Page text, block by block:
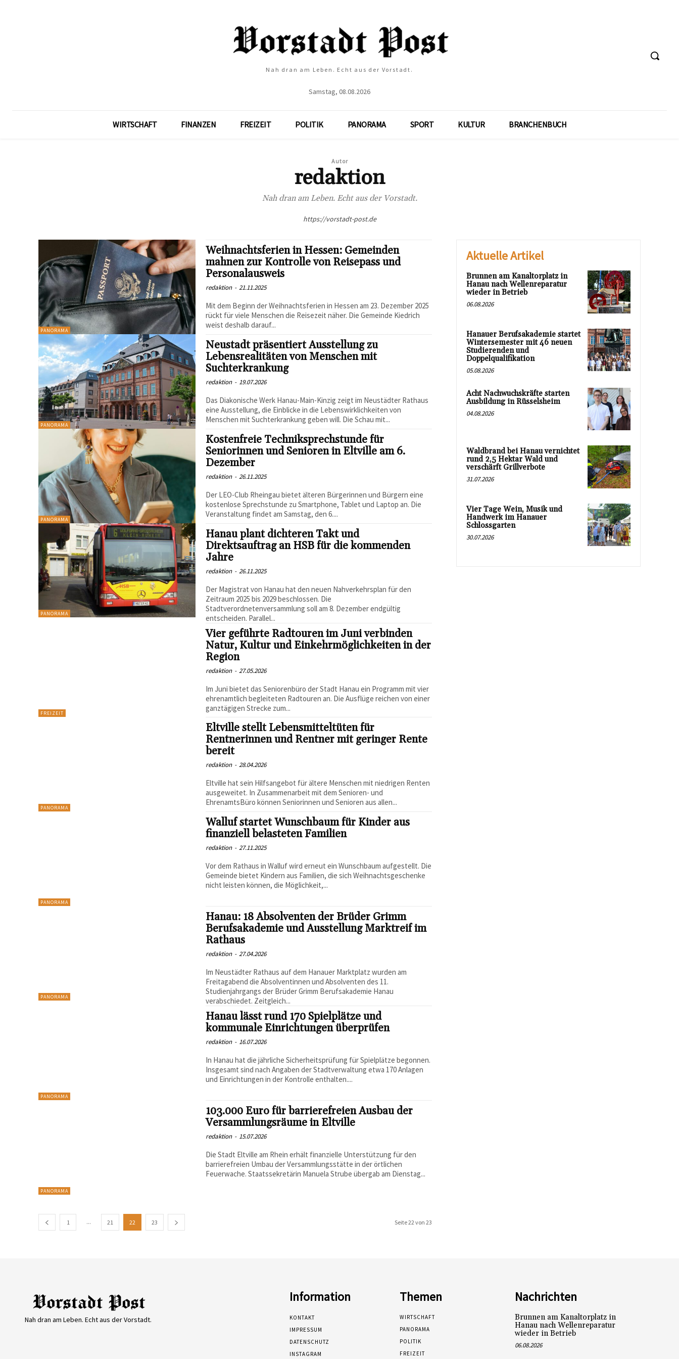
Nah dran am Leben. Echt aus der Vorstadt.
Samstag, 08.08.2026
WIRTSCHAFT FINANZEN FREIZEIT POLITIK PANORAMA SPORT KULTUR BRANCHENBUCH
Autor
redaktion
Nah dran am Leben. Echt aus der Vorstadt.
https://vorstadt-post.de
PANORAMA
Weihnachtsferien in Hessen: Gemeinden
mahnen zur Kontrolle von Reisepass und
Personalausweis
redaktion - 21.11.2025
Mit dem Beginn der Weihnachtsferien in Hessen am 23. Dezember 2025
rückt für viele Menschen die Reisezeit näher. Die Gemeinde Kiedrich
weist deshalb darauf...
PANORAMA
Neustadt präsentiert Ausstellung zu
Lebensrealitäten von Menschen mit
Suchterkrankung
redaktion - 19.07.2026
Das Diakonische Werk Hanau-Main-Kinzig zeigt im Neustädter Rathaus
eine Ausstellung, die Einblicke in die Lebenswirklichkeiten von
Menschen mit Suchterkrankung geben will. Die Schau mit...
PANORAMA
Kostenfreie Techniksprechstunde für
Seniorinnen und Senioren in Eltville am 6.
Dezember
redaktion - 26.11.2025
Der LEO-Club Rheingau bietet älteren Bürgerinnen und Bürgern eine
kostenlose Sprechstunde zu Smartphone, Tablet und Laptop an. Die
Veranstaltung findet am Samstag, den 6....
PANORAMA
Hanau plant dichteren Takt und
Direktsauftrag an HSB für die kommenden
Jahre
redaktion - 26.11.2025
Der Magistrat von Hanau hat den neuen Nahverkehrsplan für den
Zeitraum 2025 bis 2029 beschlossen. Die
Stadtverordnetenversammlung soll am 8. Dezember endgültig
entscheiden. Parallel...
FREIZEIT
Vier geführte Radtouren im Juni verbinden
Natur, Kultur und Einkehrmöglichkeiten in der
Region
redaktion - 27.05.2026
Im Juni bietet das Seniorenbüro der Stadt Hanau ein Programm mit vier
ehrenamtlich begleiteten Radtouren an. Die Ausflüge reichen von einer
ganztägigen Strecke zum...
PANORAMA
Eltville stellt Lebensmitteltüten für
Rentnerinnen und Rentner mit geringer Rente
bereit
redaktion - 28.04.2026
Eltville hat sein Hilfsangebot für ältere Menschen mit niedrigen Renten
ausgeweitet. In Zusammenarbeit mit dem Senioren- und
EhrenamtsBüro können Seniorinnen und Senioren aus allen...
PANORAMA
Walluf startet Wunschbaum für Kinder aus
finanziell belasteten Familien
redaktion - 27.11.2025
Vor dem Rathaus in Walluf wird erneut ein Wunschbaum aufgestellt. Die
Gemeinde bietet Kindern aus Familien, die sich Weihnachtsgeschenke
nicht leisten können, die Möglichkeit,...
PANORAMA
Hanau: 18 Absolventen der Brüder Grimm
Berufsakademie und Ausstellung Marktreif im
Rathaus
redaktion - 27.04.2026
Im Neustädter Rathaus auf dem Hanauer Marktplatz wurden am
Freitagabend die Absolventinnen und Absolventen des 11.
Studienjahrgangs der Brüder Grimm Berufsakademie Hanau
verabschiedet. Zeitgleich...
PANORAMA
Hanau lässt rund 170 Spielplätze und
kommunale Einrichtungen überprüfen
redaktion - 16.07.2026
In Hanau hat die jährliche Sicherheitsprüfung für Spielplätze begonnen.
Insgesamt sind nach Angaben der Stadtverwaltung etwa 170 Anlagen
und Einrichtungen in der Kontrolle enthalten....
PANORAMA
103.000 Euro für barrierefreien Ausbau der
Versammlungsräume in Eltville
redaktion - 15.07.2026
Die Stadt Eltville am Rhein erhält finanzielle Unterstützung für den
barrierefreien Umbau der Versammlungsstätte in der örtlichen
Feuerwache. Staatssekretärin Manuela Strube übergab am Dienstag...
1 ... 21 22 23 Seite 22 von 23
Aktuelle Artikel
Brunnen am Kanaltorplatz in
Hanau nach Wellenreparatur
wieder in Betrieb
06.08.2026
Hanauer Berufsakademie startet
Wintersemester mit 46 neuen
Studierenden und
Doppelqualifikation
05.08.2026
Acht Nachwuchskräfte starten
Ausbildung in Rüsselsheim
04.08.2026
Waldbrand bei Hanau vernichtet
rund 2,5 Hektar Wald und
verschärft Grillverbote
31.07.2026
Vier Tage Wein, Musik und
Handwerk im Hanauer
Schlossgarten
30.07.2026
Nah dran am Leben. Echt aus der Vorstadt.
Information
KONTAKT
IMPRESSUM
DATENSCHUTZ
INSTAGRAM
Themen
WIRTSCHAFT
PANORAMA
POLITIK
FREIZEIT
Nachrichten
Brunnen am Kanaltorplatz in
Hanau nach Wellenreparatur
wieder in Betrieb
06.08.2026